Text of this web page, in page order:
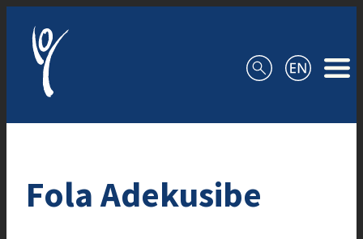
Fola Adekusibe